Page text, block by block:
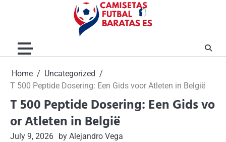
Home
Uncategorized
T 500 Peptide Dosering: Een Gids voor Atleten in België
T 500 Peptide Dosering: Een Gids vo
or Atleten in België
July 9, 2026 by Alejandro Vega